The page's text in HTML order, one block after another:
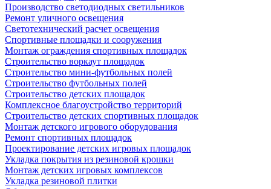
Производство светодиодных светильников
Ремонт уличного освещения
Светотехнический расчет освещения
Спортивные площадки и сооружения
Монтаж ограждения спортивных площадок
Строительство воркаут площадок
Строительство мини-футбольных полей
Строительство футбольных полей
Строительство детских площадок
Комплексное благоустройство территорий
Строительство детских спортивных площадок
Монтаж детского игрового оборудования
Ремонт спортивных площадок
Проектирование детских игровых площадок
Укладка покрытия из резиновой крошки
Монтаж детских игровых комплексов
Укладка резиновой плитки